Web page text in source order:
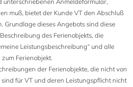
muß, bietet der Kunde VT den Abschluß
Grundlage dieses Angebots sind diese
des Ferienobjekts, die
Leistungsbeschreibung“ und alle
Ferienobjekt.
der Ferienobjekte, die nicht von
für VT und deren Leistungspflicht nicht